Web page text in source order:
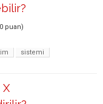
puan)
sistemi